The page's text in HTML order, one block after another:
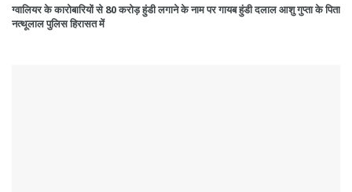
ग्वालियर के कारोबारियों से 80 करोड़ हुंडी लगाने के नाम पर गायब हुंडी दलाल आशु गुप्ता के पिता
नत्थूलाल पुलिस हिरासत में